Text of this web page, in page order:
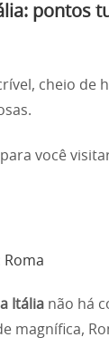
pontos
cheio de
você
Itália não há
magnífica,